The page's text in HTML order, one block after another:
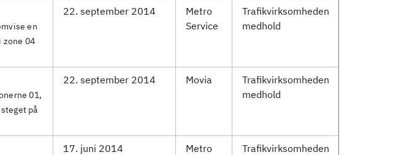
en
zone 04
22. september 2014
Metro
Service
Trafikvirksomheden
medhold
01,
på
22. september 2014 Movia
Trafikvirksomheden
medhold
17. juni 2014
Metro
Trafikvirksomheden